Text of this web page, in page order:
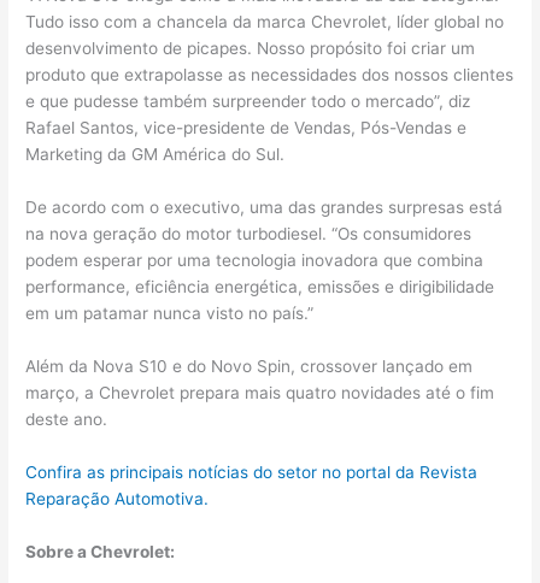
Tudo isso com a chancela da marca Chevrolet, líder global no
desenvolvimento de picapes. Nosso propósito foi criar um
produto que extrapolasse as necessidades dos nossos clientes
e que pudesse também surpreender todo o mercado”, diz
Rafael Santos, vice-presidente de Vendas, Pós-Vendas e
Marketing da GM América do Sul.
De acordo com o executivo, uma das grandes surpresas está
na nova geração do motor turbodiesel. “Os consumidores
podem esperar por uma tecnologia inovadora que combina
performance, eficiência energética, emissões e dirigibilidade
em um patamar nunca visto no país.”
Além da Nova S10 e do Novo Spin, crossover lançado em
março, a Chevrolet prepara mais quatro novidades até o fim
deste ano.
Confira as principais notícias do setor no portal da Revista
Reparação Automotiva.
Sobre a Chevrolet: